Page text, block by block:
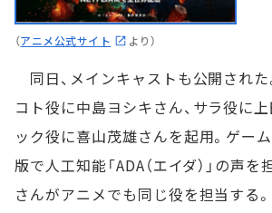
（アニメ公式サイト より）
同日、メインキャストも公開された
コト役に中島ヨシキさん、サラ役に上
ック役に喜山茂雄さんを起用。ゲー
版で人工知能「ADA（エイダ）」の声
さんがアニメでも同じ役を担当する。